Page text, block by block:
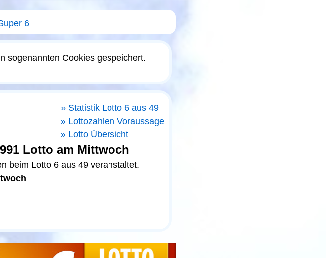
6
sogenannten Cookies gespeichert.
Statistik Lotto 6 aus 49
Lottozahlen Voraussage
Lotto Übersicht
Lotto am Mittwoch
beim Lotto 6 aus 49 veranstaltet.